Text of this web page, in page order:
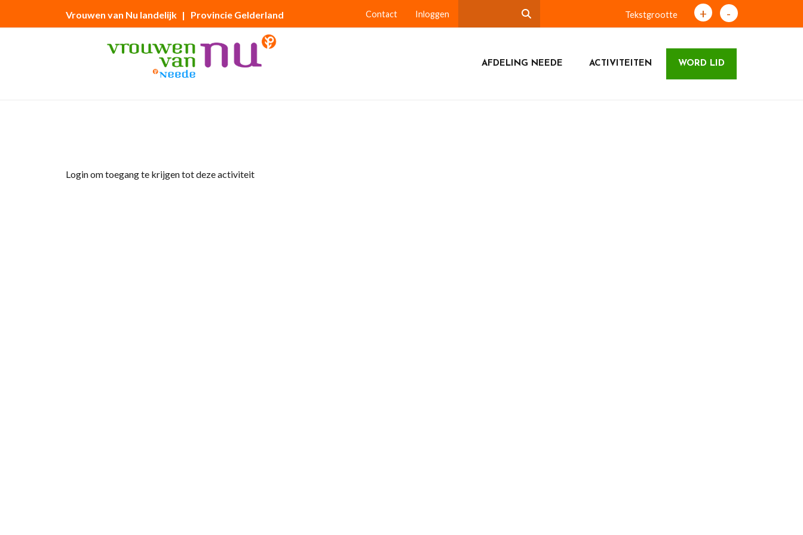
Vrouwen van Nu landelijk | Provincie Gelderland Contact Inloggen Tekstgrootte + -
AFDELING NEEDE ACTIVITEITEN WORD LID
Login om toegang te krijgen tot deze activiteit